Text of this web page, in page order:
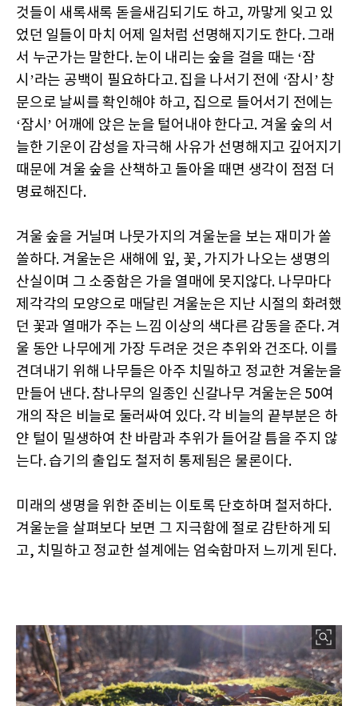
것들이 새록새록 돋을새김되기도 하고, 까맣게 잊고 있
었던 일들이 마치 어제 일처럼 선명해지기도 한다. 그래
서 누군가는 말한다. 눈이 내리는 숲을 걸을 때는 ‘잠
시’라는 공백이 필요하다고. 집을 나서기 전에 ‘잠시’ 창
문으로 날씨를 확인해야 하고, 집으로 들어서기 전에는
‘잠시’ 어깨에 앉은 눈을 털어내야 한다고. 겨울 숲의 서
늘한 기운이 감성을 자극해 사유가 선명해지고 깊어지기
때문에 겨울 숲을 산책하고 돌아올 때면 생각이 점점 더
명료해진다.
겨울 숲을 거닐며 나뭇가지의 겨울눈을 보는 재미가 쏠
쏠하다. 겨울눈은 새해에 잎, 꽃, 가지가 나오는 생명의
산실이며 그 소중함은 가을 열매에 못지않다. 나무마다
제각각의 모양으로 매달린 겨울눈은 지난 시절의 화려했
던 꽃과 열매가 주는 느낌 이상의 색다른 감동을 준다. 겨
울 동안 나무에게 가장 두려운 것은 추위와 건조다. 이를
견뎌내기 위해 나무들은 아주 치밀하고 정교한 겨울눈을
만들어 낸다. 참나무의 일종인 신갈나무 겨울눈은 50여
개의 작은 비늘로 둘러싸여 있다. 각 비늘의 끝부분은 하
얀 털이 밀생하여 찬 바람과 추위가 들어갈 틈을 주지 않
는다. 습기의 출입도 철저히 통제됨은 물론이다.
미래의 생명을 위한 준비는 이토록 단호하며 철저하다.
겨울눈을 살펴보다 보면 그 지극함에 절로 감탄하게 되
고, 치밀하고 정교한 설계에는 엄숙함마저 느끼게 된다.